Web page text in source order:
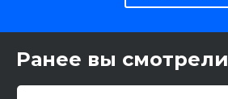
Ранее вы смотрели